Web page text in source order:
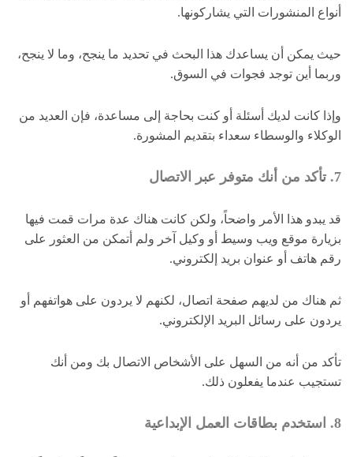
أنواع المنشورات التي يشاركونها.
حيث يمكن أن يساعدك هذا البحث في تحديد ما ينجح، وما لا ينجح،
وربما أين توجد فجوات في السوق.
وإذا كانت لديك أسئلة أو كنت بحاجة إلى مساعدة، فإن العديد من
الوكلاء والوسطاء سعداء بتقديم المشورة.
7. تأكد من أنك متوفر عبر الاتصال
قد يبدو هذا الأمر واضحاً، ولكن كانت هناك عدة مرات قمت فيها
بزيارة موقع ويب وسيط أو وكيل آخر ولم أتمكن من العثور على
رقم هاتف أو عنوان بريد إلكتروني.
ثم هناك من لديهم صفحة اتصال، لكنهم لا يردون على هواتفهم أو
يردون على رسائل البريد الإلكتروني.
تأكد من أنه من السهل على الأشخاص الاتصال بك ومن أنك
تستجيب عندما يفعلون ذلك.
8. استخدم بطاقات العمل الإبداعية